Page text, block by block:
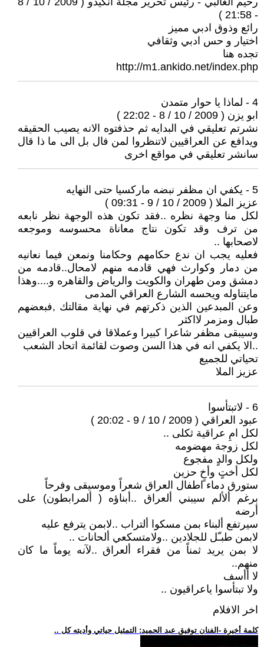
- 21:58 )
رائع وذوق ادبي مميز
اختيار و حس ادبي وثقافي
تجده هنا
http://m1.ankido.net/index.php
4 - لماذا يا حوار متمدن
ابو يزن ( 2009 / 10 / 8 - 22:02 )
نشرتم تعليقي في البدايه ثم حذفتوه الانه يصيب الحقيقه
ويدافع عن العراقيين لاتنظروا لمن فال بل الى ما ذا قال
سانشر تعليقي في مواقع اخرى
5 - يكفي ان مظفر نبضه ماركسيا حتى النهايه
عزيز الملا ( 2009 / 10 / 9 - 09:31 )
لكل منا وجهة نظره ..فقد تكون هذه الوجهة نظر نابعه
من ترف وقد تكون نتاج معاناة محسوسه وموجعه
لاصحابها ..
فعليه يجب ان ندع حكامهم وحكامنا ونمعن فيما نعانيه
من دمار وكوارث فهي قادمه منهم لامحال..قادمه من
دمشق ومن طهران والكويت والرياض والقاهره و....وهذا
مايتناوله ويحسه الشارع العراقي المدمى
وعن المبدعين الذين ذكرتهم في نهاية مقالتك ,فبعضهم
طبال ومزمر لااكثر
وسيبقى مظفر شاعرا كبيرا وعملاقا في قلوب العراقيين
..الا يكفي انه في هذا السن وصوت لقائمة اتحاد الشعب
تحياتي للجميع
عزيز الملا
6 - لاتبتأسوا
عبود العراقي ( 2009 / 10 / 9 - 20:02 )
لكل امِ عراقية ثكلى ..
لكل زوجة مهضومه
ولكل والدٍ مفجوع
لكل أختٍ وأخٍ حزين
ستورق دماء اطفال العراق شعراً وموسيقى وفرحاً
برغم ألألم سيبني ألعراق ..أبناؤه ( ألمرابطون) على
أرضه
سيرتفع ألبناء بمن مسكوا ألتراب ..لابمن يترفع عليه
لابمن طبـّل للجلادين ..ولامتسكعي ألحانات ..
لا بمن يريد ثمناً من فقراء ألعراق ..لآنه يوماً ما كان
منهم..
لا أأسف
ولا تبتأسوا ياعراقيون ..
اخر الافلام
.. كلمة أخيرة -الفنان توفيق عبد الحميد: التمثيل حياتي وأديته كل